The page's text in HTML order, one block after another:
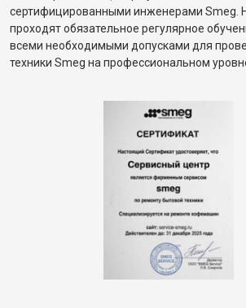
сертифицированными инженерами Smeg.
проходят обязательное регулярное
всеми необходимыми допусками для
техники Smeg на профессиональном